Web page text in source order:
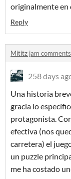
originalmente en
Reply
Mititz jam comments
258 days
Una historia
gracia lo
protagonista.
efectiva (nos
carretera) el
un puzzle
me ha costado